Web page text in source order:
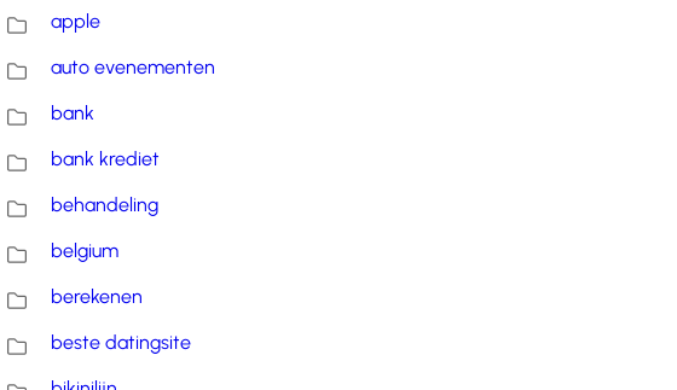
apple
auto evenementen
bank
bank krediet
behandeling
belgium
berekenen
beste datingsite